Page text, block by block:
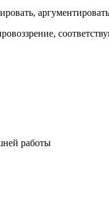
работы